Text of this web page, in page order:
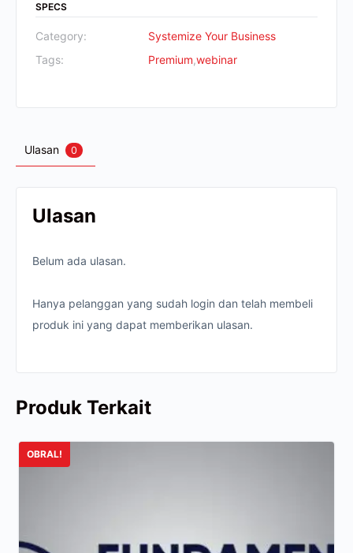
SPECS
Category:
Systemize Your Business
Tags:
Premium,webinar
Ulasan 0
Ulasan
Belum ada ulasan.
Hanya pelanggan yang sudah login dan telah membeli
produk ini yang dapat memberikan ulasan.
Produk Terkait
OBRAL!